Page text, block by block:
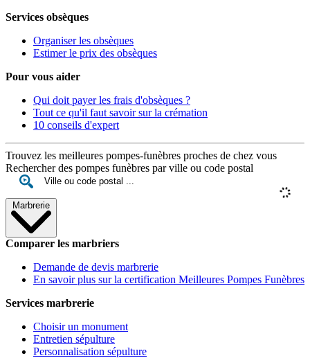
Services obsèques
Organiser les obsèques
Estimer le prix des obsèques
Pour vous aider
Qui doit payer les frais d'obsèques ?
Tout ce qu'il faut savoir sur la crémation
10 conseils d'expert
Trouvez les meilleures pompes-funèbres proches de chez vous
Rechercher des pompes funèbres par ville ou code postal
Marbrerie
Comparer les marbriers
Demande de devis marbrerie
En savoir plus sur la certification Meilleures Pompes Funèbres
Services marbrerie
Choisir un monument
Entretien sépulture
Personnalisation sépulture